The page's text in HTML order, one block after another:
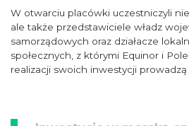
W otwarciu placówki uczestniczyli
ale także przedstawiciele władz
samorządowych oraz działacze
społecznych, z którymi Equinor i
realizacji swoich inwestycji prowadzą